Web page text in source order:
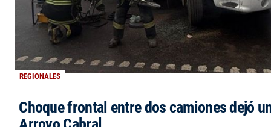
REGIONALES
Choque frontal entre dos camiones dejó